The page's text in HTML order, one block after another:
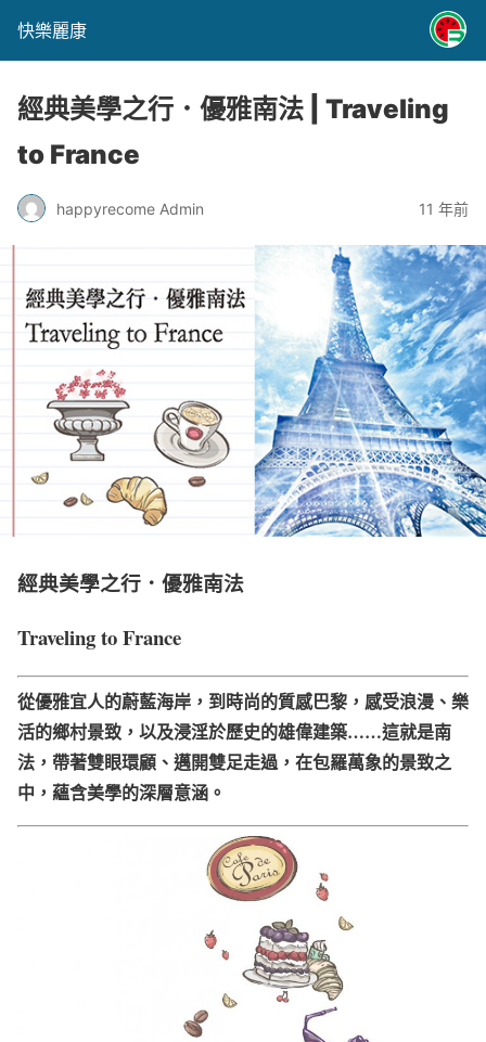
快樂麗康
經典美學之行．優雅南法 | Traveling
to France
happyrecome Admin 11 年前
經典美學之行．優雅南法
Traveling to France
從優雅宜人的蔚藍海岸，到時尚的質感巴黎，感受浪漫、樂
活的鄉村景致，以及浸淫於歷史的雄偉建築……這就是南
法，帶著雙眼環顧、邁開雙足走過，在包羅萬象的景致之
中，蘊含美學的深層意涵。